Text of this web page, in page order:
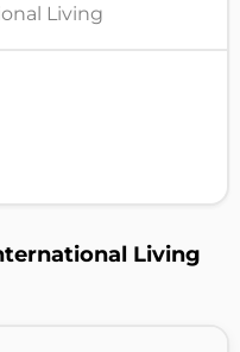
Living
Living